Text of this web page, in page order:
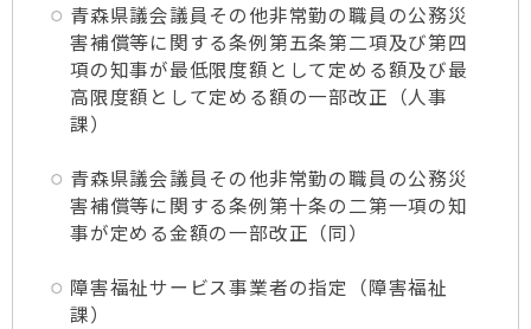
青森県議会議員その他非常勤の職員の公務災
害補償等に関する条例第五条第二項及び第四
項の知事が最低限度額として定める額及び最
高限度額として定める額の一部改正（人事
課）
青森県議会議員その他非常勤の職員の公務災
害補償等に関する条例第十条の二第一項の知
事が定める金額の一部改正（同）
障害福祉サービス事業者の指定（障害福祉
課）